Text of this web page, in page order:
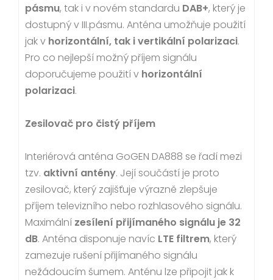
pásmu, tak i v novém standardu DAB+, který je
dostupný v III.pásmu. Anténa umožňuje použití
jak v horizontální, tak i vertikální polarizaci.
Pro co nejlepší možný příjem signálu
doporučujeme použití v horizontální
polarizaci.
Zesilovač pro čistý příjem
Interiérová anténa GoGEN DA888 se řadí mezi
tzv. aktivní antény. Její součástí je proto
zesilovač, který zajišťuje výrazně zlepšuje
příjem televizního nebo rozhlasového signálu.
Maximální zesílení přijímaného signálu je 32
dB. Anténa disponuje navíc LTE filtrem, který
zamezuje rušení přijímaného signálu
nežádoucím šumem. Anténu lze připojit jak k